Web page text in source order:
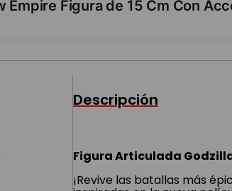
Figura de 15 Cm Con
Descripción
Figura Articulada
¡Revive las batallas más